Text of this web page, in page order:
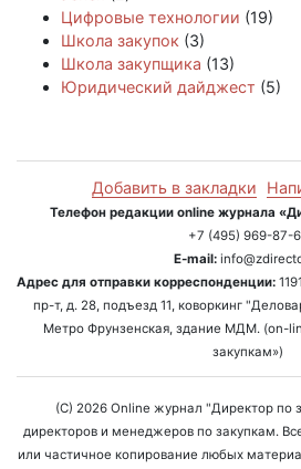
Цифровые технологии (19)
Школа закупок (3)
Школа закупщика (13)
Юридический дайджест (5)
Добавить в закладки
Телефон редакции online журнала
+7 (495) 969-87-
E-mail:
Адрес для отправки корреспонденции:
пр-т, д. 28, подъезд 11, коворкинг
Метро Фрунзенская, здание МДМ. (on-
закупкам»)
(C) 2026 Online журнал "Директор по
директоров и менеджеров по закупкам.
или частичное копирование любых